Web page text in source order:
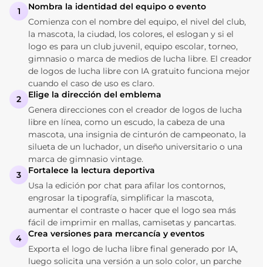
1
Nombra la identidad del equipo o evento
Comienza con el nombre del equipo, el nivel del club,
la mascota, la ciudad, los colores, el eslogan y si el
logo es para un club juvenil, equipo escolar, torneo,
gimnasio o marca de medios de lucha libre. El creador
de logos de lucha libre con IA gratuito funciona mejor
cuando el caso de uso es claro.
2
Elige la dirección del emblema
Genera direcciones con el creador de logos de lucha
libre en línea, como un escudo, la cabeza de una
mascota, una insignia de cinturón de campeonato, la
silueta de un luchador, un diseño universitario o una
marca de gimnasio vintage.
3
Fortalece la lectura deportiva
Usa la edición por chat para afilar los contornos,
engrosar la tipografía, simplificar la mascota,
aumentar el contraste o hacer que el logo sea más
fácil de imprimir en mallas, camisetas y pancartas.
4
Crea versiones para mercancía y eventos
Exporta el logo de lucha libre final generado por IA,
luego solicita una versión a un solo color, un parche